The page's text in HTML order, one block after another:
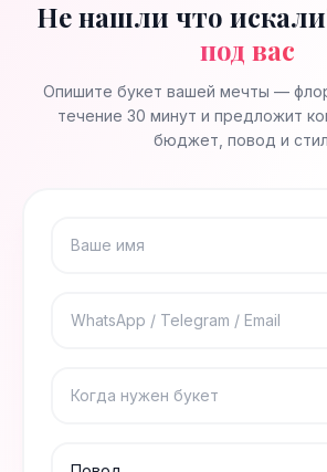
Не нашли что
под вас
Опишите букет вашей мечты —
течение 30 минут и предложит
бюджет, повод и